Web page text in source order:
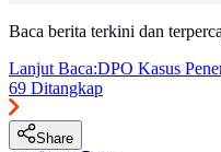
Baca berita terkini dan
Lanjut Baca:DPO Kasus
69 Ditangkap
Share